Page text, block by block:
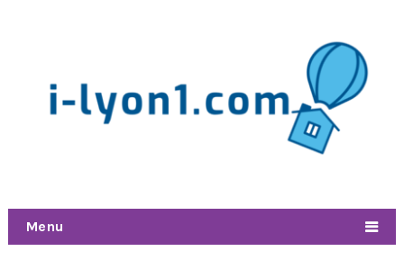
Menu